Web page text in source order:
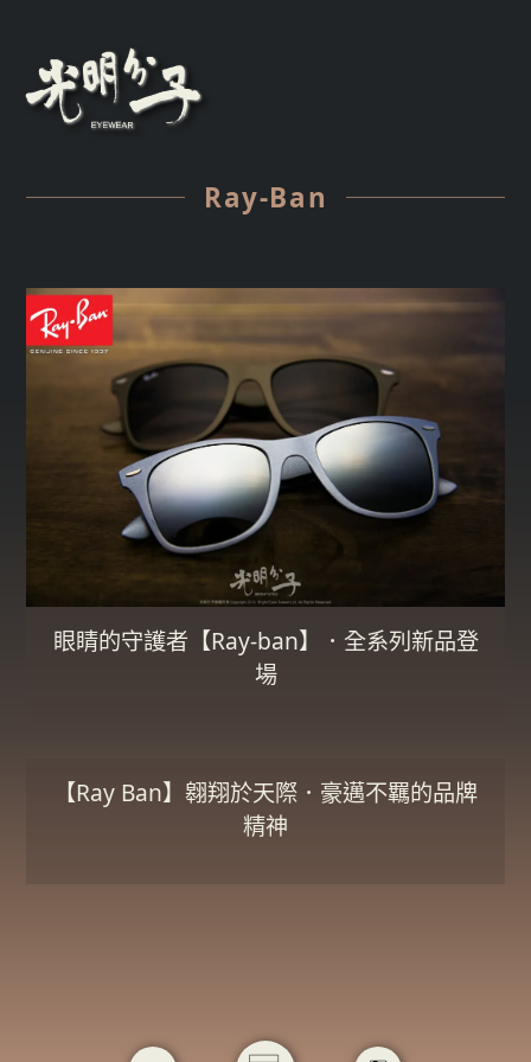
Ray-Ban
眼睛的守護者【Ray-ban】．全系列新品登
場
【Ray Ban】翱翔於天際．豪邁不羈的品牌
精神